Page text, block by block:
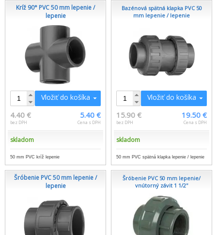
Kríž 90° PVC 50 mm lepenie /
lepenie
Vložiť do košíka
4.40 €
bez DPH
5.40 €
Cena s DPH
skladom
50 mm PVC kríž lepenie
Bazénová spätná klapka PVC 50
mm lepenie / lepenie
Vložiť do košíka
15.90 €
bez DPH
19.50 €
Cena s DPH
skladom
50 mm PVC spätná klapka lepenie / lepenie
Šróbenie PVC 50 mm lepenie /
lepenie
Šróbenie PVC 50 mm lepenie/
vnútorný závit 1 1/2''